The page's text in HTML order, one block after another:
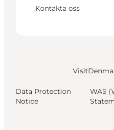
Kontakta oss
Data Protection
Notice
WAS